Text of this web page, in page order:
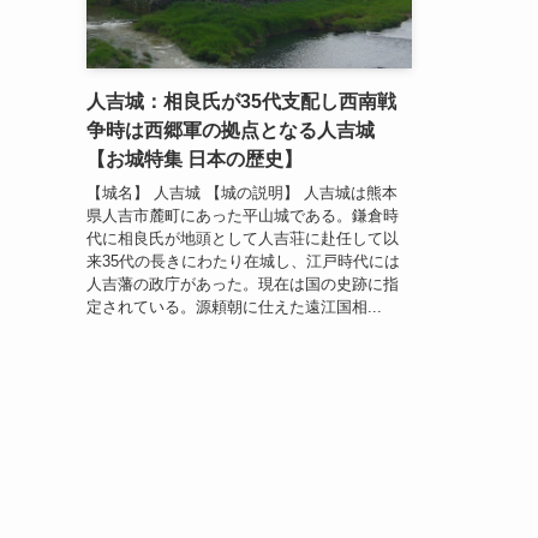
人吉城：相良氏が35代支配し西南戦
争時は西郷軍の拠点となる人吉城
【お城特集 日本の歴史】
【城名】 人吉城 【城の説明】 人吉城は熊本
県人吉市麓町にあった平山城である。鎌倉時
代に相良氏が地頭として人吉荘に赴任して以
来35代の長きにわたり在城し、江戸時代には
人吉藩の政庁があった。現在は国の史跡に指
定されている。源頼朝に仕えた遠江国相...